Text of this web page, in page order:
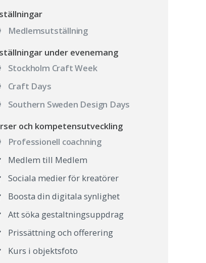
Medlemsutställning
under evenemang
Stockholm Craft Week
Craft Days
Southern Sweden Design Days
och kompetensutveckling
Professionell coachning
Medlem till Medlem
Sociala medier för kreatörer
Boosta din digitala synlighet
Att söka gestaltningsuppdrag
Prissättning och offerering
Kurs i objektsfoto